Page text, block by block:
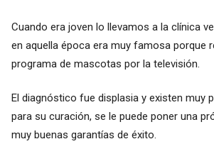
Cuando era joven lo llevamos a la clínica
en aquella época era muy famosa porque
programa de mascotas por la televisión.
El diagnóstico fue displasia y existen muy
para su curación, se le puede poner una
muy buenas garantías de éxito.